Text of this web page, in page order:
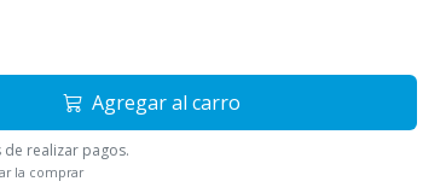
Agregar al carro
realizar pagos.
la comprar